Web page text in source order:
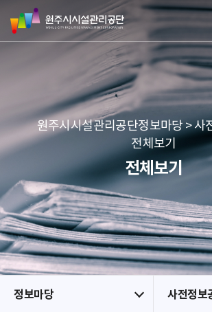
네
본문 바로가기
메뉴 바로가기
원
주
시
리
공
단
원주시시설관리공단정보마당 > 사
전체보기
전체보기
정보마당 사전정보